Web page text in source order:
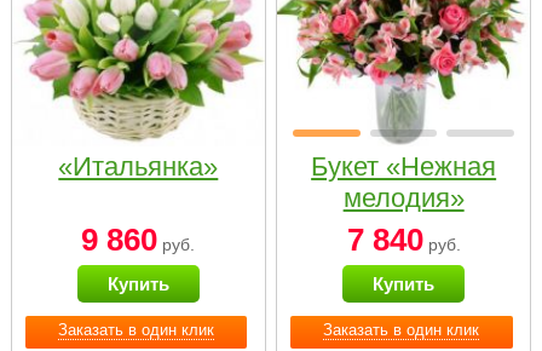
Заказать в один клик
«Итальянка»
9 860 руб.
Купить
Заказать в один клик
Букет «Нежная
мелодия»
7 840руб.
Купить